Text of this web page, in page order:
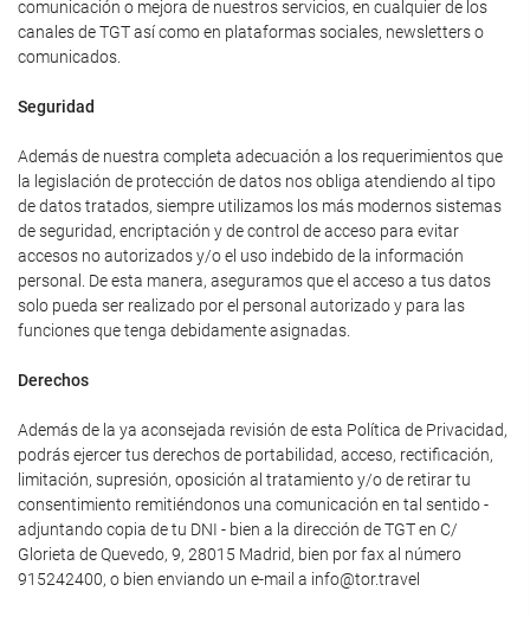
comunicación o mejora de nuestros servicios, en cualquier de los
canales de TGT así como en plataformas sociales, newsletters o
comunicados.
Seguridad
Además de nuestra completa adecuación a los requerimientos que
la legislación de protección de datos nos obliga atendiendo al tipo
de datos tratados, siempre utilizamos los más modernos sistemas
de seguridad, encriptación y de control de acceso para evitar
accesos no autorizados y/o el uso indebido de la información
personal. De esta manera, aseguramos que el acceso a tus datos
solo pueda ser realizado por el personal autorizado y para las
funciones que tenga debidamente asignadas.
Derechos
Además de la ya aconsejada revisión de esta Política de Privacidad,
podrás ejercer tus derechos de portabilidad, acceso, rectificación,
limitación, supresión, oposición al tratamiento y/o de retirar tu
consentimiento remitiéndonos una comunicación en tal sentido -
adjuntando copia de tu DNI - bien a la dirección de TGT en C/
Glorieta de Quevedo, 9, 28015 Madrid, bien por fax al número
915242400, o bien enviando un e-mail a info@tor.travel